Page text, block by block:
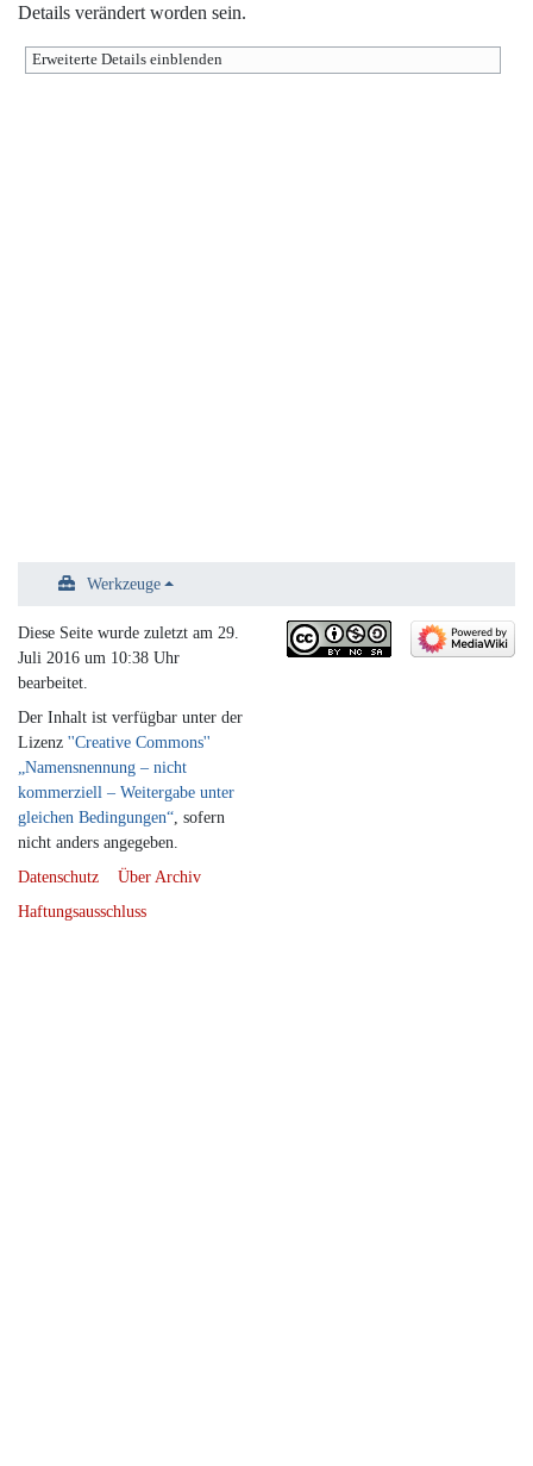
Details verändert worden sein.
Erweiterte Details einblenden
Werkzeuge
Diese Seite wurde zuletzt am 29.
Juli 2016 um 10:38 Uhr
bearbeitet.
Der Inhalt ist verfügbar unter der
Lizenz ''Creative Commons''
„Namensnennung – nicht
kommerziell – Weitergabe unter
gleichen Bedingungen“, sofern
nicht anders angegeben.
Datenschutz
Über Archiv
Haftungsausschluss